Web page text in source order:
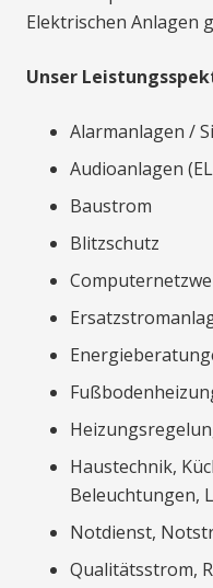
Elektrischen Anlagen
Unser
Alarmanlagen /
Audioanlagen
Baustrom
Blitzschutz
Haustechnik,
Beleuchtungen,
Notdienst,
Qualitätsstrom,